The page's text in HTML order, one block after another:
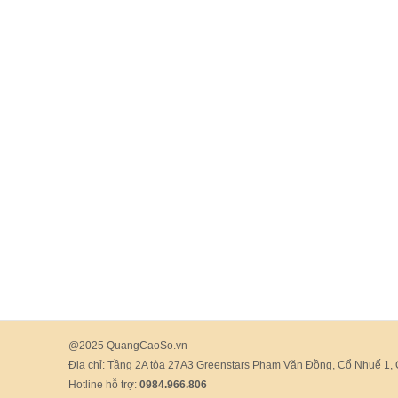
@2025 QuangCaoSo.vn
Địa chỉ: Tầng 2A tòa 27A3 Greenstars Phạm Văn Đồng, Cổ Nhuế 1,
Hotline hỗ trợ: 0984.966.806